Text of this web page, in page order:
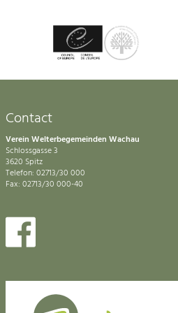
Contact
Verein Welterbegemeinden Wachau
Schlossgasse 3
3620 Spitz
Telefon: 02713/30 000
Fax: 02713/30 000-40